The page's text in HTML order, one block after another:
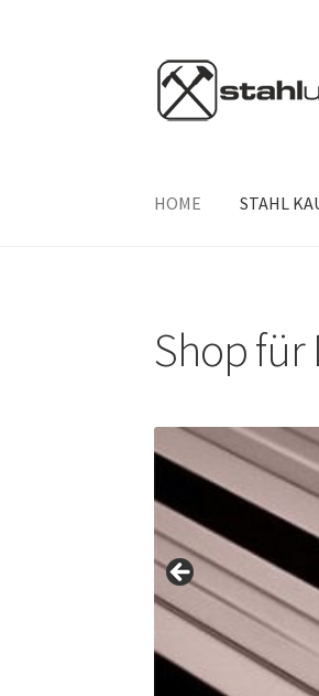
Zur
Navigation
springen
Zum
Inhalt
springen
HOME STAHL
Shop für